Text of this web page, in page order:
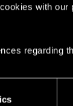
with our
regarding